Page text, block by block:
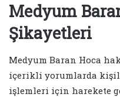
Medyum
Şikayetleri
Medyum Baran Hoca
içerikli yorumlarda
işlemleri için harekete